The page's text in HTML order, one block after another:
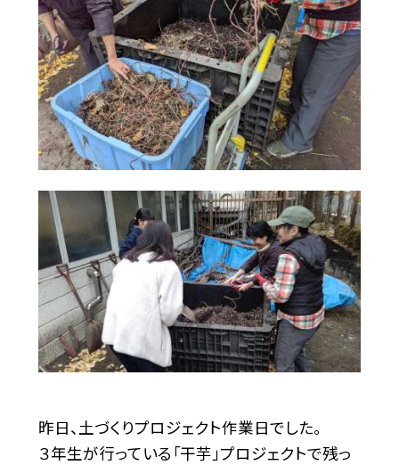
昨日、土づくりプロジェクト作業日でした。
３年生が行っている「干芋」プロジェクトで残っ